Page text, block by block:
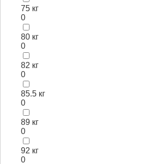
75 кг
0
80 кг
0
82 кг
0
85.5 кг
0
89 кг
0
92 кг
0